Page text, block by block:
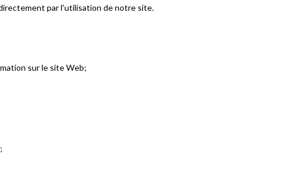
par l'utilisation de notre site.
sur le site Web;